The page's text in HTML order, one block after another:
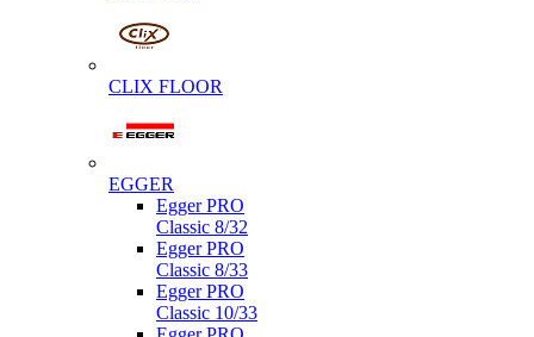
CLIX FLOOR
EGGER
Egger PRO
Classic 8/32
Egger PRO
Classic 8/33
Egger PRO
Classic 10/33